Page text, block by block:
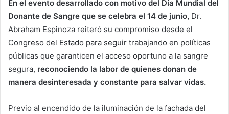
En el evento desarrollado con motivo del Día Mundial del
Donante de Sangre que se celebra el 14 de junio, Dr.
Abraham Espinoza reiteró su compromiso desde el
Congreso del Estado para seguir trabajando en políticas
públicas que garanticen el acceso oportuno a la sangre
segura, reconociendo la labor de quienes donan de
manera desinteresada y constante para salvar vidas.
Previo al encendido de la iluminación de la fachada del